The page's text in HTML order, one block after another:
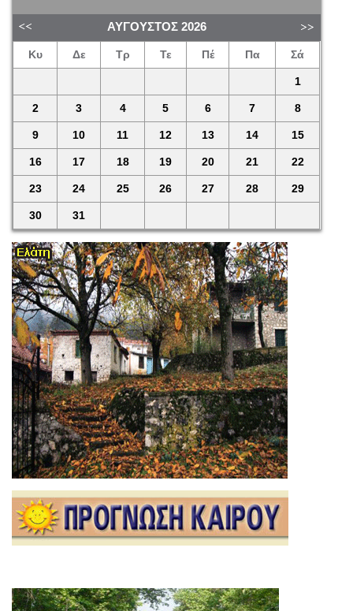
ΑΎΓΟΥΣΤΟΣ 2026
Κυ Δε Τρ Τε Πέ Πα Σά
1
2 3 4 5 6 7 8
9 10 11 12 13 14 15
16 17 18 19 20 21 22
23 24 25 26 27 28 29
30 31